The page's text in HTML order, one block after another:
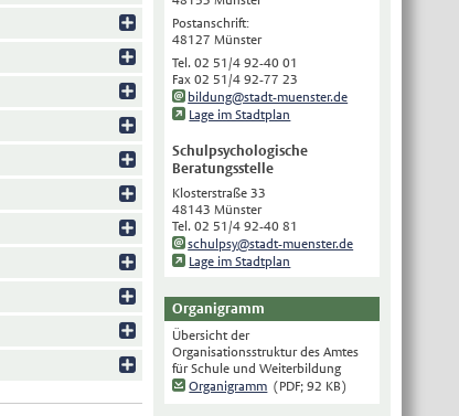
Français
Español
Polski
Русский
中文
Automatische Übersetzung, ohne
Gewähr auf Richtigkeit.
Postanschrift:
48127 Münster
Tel. 02 51/4 92-40 01
Fax 02 51/4 92-77 23
bildung@stadt-muenster.de
Lage im Stadtplan
Schulpsychologische
Beratungsstelle
Klosterstraße 33
48143 Münster
Tel. 02 51/4 92-40 81
schulpsy@stadt-muenster.de
Lage im Stadtplan
Organigramm
Übersicht der
Organisationsstruktur des Amtes
für Schule und Weiterbildung
Organigramm (PDF; 92 KB)